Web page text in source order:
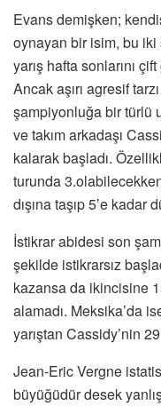
Evans demişken;
oynayan bir isim, bu iki
yarış hafta sonlarını
Ancak aşırı agresif
şampiyonluğa bir türlü
ve takım arkadaşı
kalarak başladı.
turunda
dışına taşıp 5’e
İstikrar abidesi son
şekilde istikrarsız
kazansa da ikincisine
alamadı. Meksika’da
yarıştan Cassidy’nin
Jean-Eric Vergne
büyüğüdür desek